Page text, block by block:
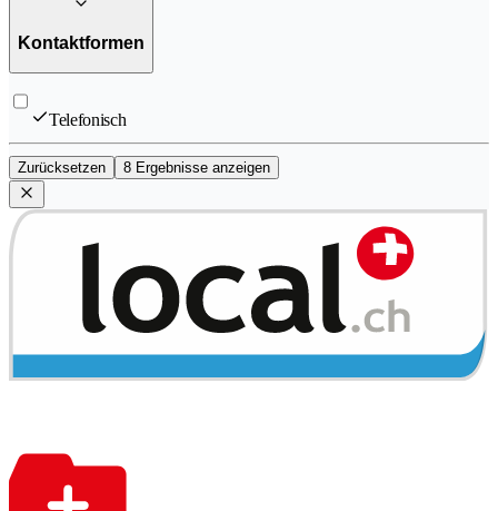
Kontaktformen
Telefonisch
Zurücksetzen 8 Ergebnisse anzeigen